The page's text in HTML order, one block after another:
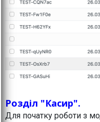
Розділ "Касир".
Для початку роботи з